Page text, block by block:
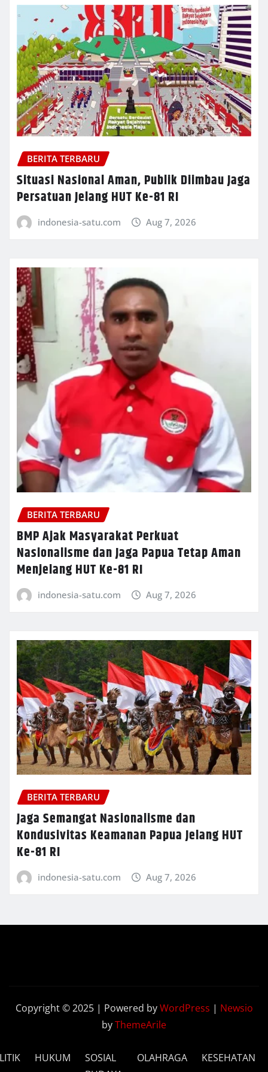
BERITA TERBARU
Situasi Nasional Aman, Publik Diimbau Jaga
Persatuan Jelang HUT Ke-81 RI
indonesia-satu.com Aug 7, 2026
BERITA TERBARU
BMP Ajak Masyarakat Perkuat
Nasionalisme dan Jaga Papua Tetap Aman
Menjelang HUT Ke-81 RI
indonesia-satu.com Aug 7, 2026
BERITA TERBARU
Jaga Semangat Nasionalisme dan
Kondusivitas Keamanan Papua Jelang HUT
Ke-81 RI
indonesia-satu.com Aug 7, 2026
Copyright © 2025 | Powered byWordPress | Newsio
byThemeArile
HUKUM
SOSIAL
OLAHRAGA KESEHATAN